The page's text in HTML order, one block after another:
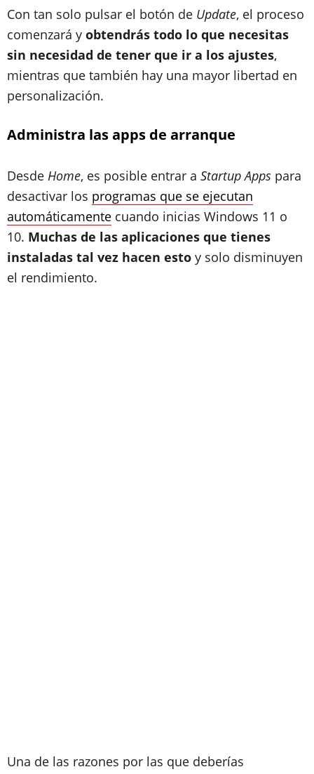
Con tan solo pulsar el botón de Update, el proceso
comenzará y obtendrás todo lo que necesitas
sin necesidad de tener que ir a los ajustes,
mientras que también hay una mayor libertad en
personalización.
Administra las apps de arranque
Desde Home, es posible entrar a Startup Apps para
desactivar los programas que se ejecutan
automáticamente cuando inicias Windows 11 o
10. Muchas de las aplicaciones que tienes
instaladas tal vez hacen esto y solo disminuyen
el rendimiento.
Una de las razones por las que deberías